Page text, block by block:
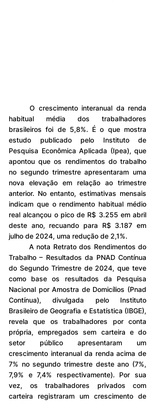
	O crescimento interanual da renda
habitual média dos trabalhadores
brasileiros foi de 5,8%. É o que mostra
estudo publicado pelo Instituto de
Pesquisa Econômica Aplicada (Ipea), que
apontou que os rendimentos do trabalho
no segundo trimestre apresentaram uma
nova elevação em relação ao trimestre
anterior. No entanto, estimativas mensais
indicam que o rendimento habitual médio
real alcançou o pico de R$ 3.255 em abril
deste ano, recuando para R$ 3.187 em
julho de 2024, uma redução de 2,1%.
Trabalho – Resultados da PNAD Contínua
do Segundo Trimestre de 2024, que teve
como base os resultados da Pesquisa
Nacional por Amostra de Domicílios (Pnad
Contínua), divulgada pelo Instituto
Brasileiro de Geografia e Estatística (IBGE),
revela que os trabalhadores por conta
própria, empregados sem carteira e do
setor público apresentaram um
crescimento interanual da renda acima de
7% no segundo trimestre deste ano (7%,
7,9% e 7,4% respectivamente). Por sua
vez, os trabalhadores privados com
carteira registraram um crescimento de